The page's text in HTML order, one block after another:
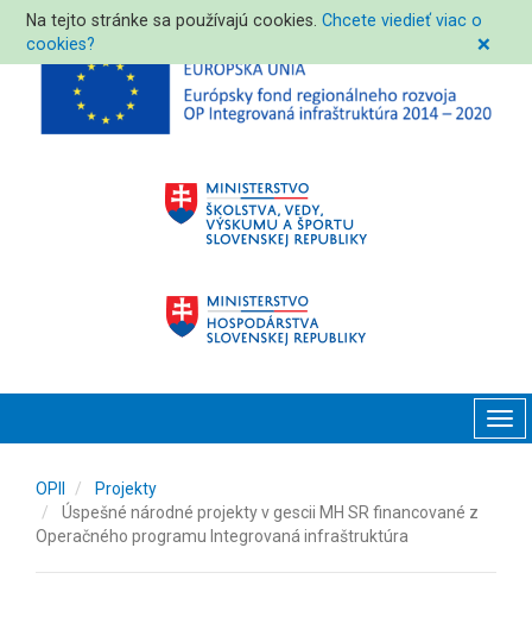
Na tejto stránke sa používajú cookies.Chcete viedieť viac o
cookies?
❌
OPII
Projekty
Úspešné národné projekty v gescii MH SR financované z
Operačného programu Integrovaná infraštruktúra